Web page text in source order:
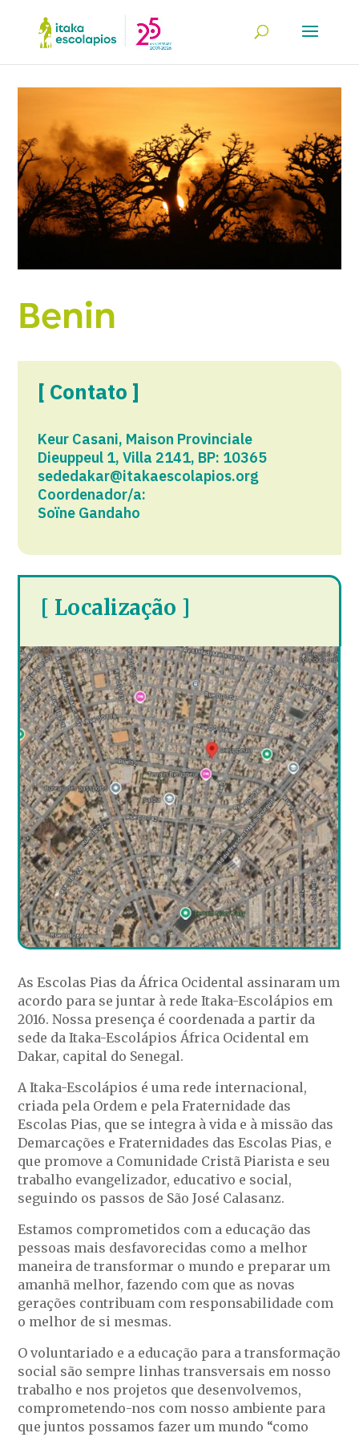
Benin
[ Contato ]
Keur Casani, Maison Provinciale
Dieuppeul 1, Villa 2141, BP: 10365​
sededakar@itakaescolapios.org
Coordenador/a:
Soïne Gandaho
[ Localização ]
As Escolas Pias da África Ocidental assinaram um
acordo para se juntar à rede Itaka-Escolápios em
2016. Nossa presença é coordenada a partir da
sede da Itaka-Escolápios África Ocidental em
Dakar, capital do Senegal.
A Itaka-Escolápios é uma rede internacional,
criada pela Ordem e pela Fraternidade das
Escolas Pias, que se integra à vida e à missão das
Demarcações e Fraternidades das Escolas Pias, e
que promove a Comunidade Cristã Piarista e seu
trabalho evangelizador, educativo e social,
seguindo os passos de São José Calasanz.
Estamos comprometidos com a educação das
pessoas mais desfavorecidas como a melhor
maneira de transformar o mundo e preparar um
amanhã melhor, fazendo com que as novas
gerações contribuam com responsabilidade com
o melhor de si mesmas.
O voluntariado e a educação para a transformação
social são sempre linhas transversais em nosso
trabalho e nos projetos que desenvolvemos,
comprometendo-nos com nosso ambiente para
que juntos possamos fazer um mundo “como